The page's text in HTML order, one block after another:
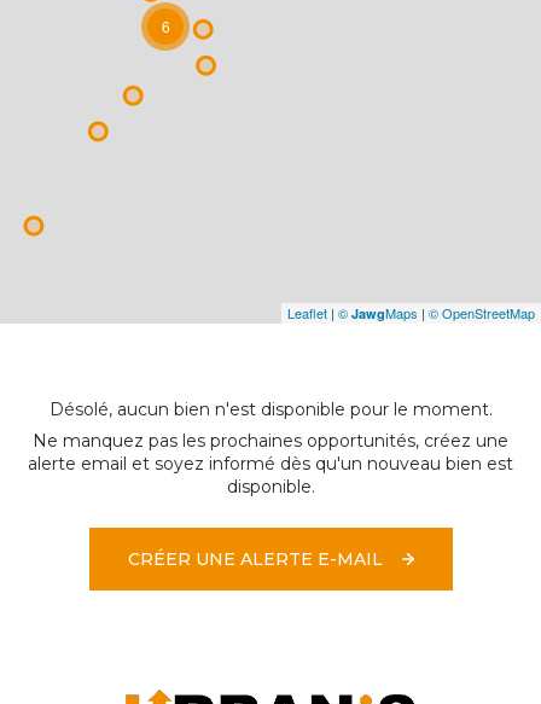
6
Leaflet | © JawgMaps | © OpenStreetMap
Désolé, aucun bien n'est disponible pour le moment.
Ne manquez pas les prochaines opportunités, créez une
alerte email et soyez informé dès qu'un nouveau bien est
disponible.
CRÉER UNE ALERTE E-MAIL